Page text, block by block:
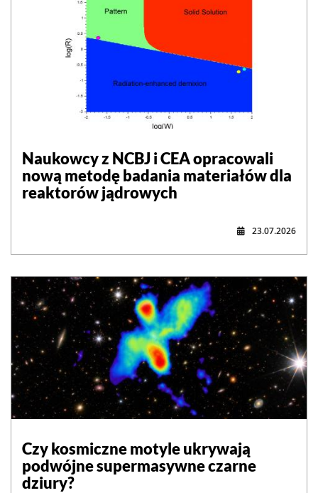
Naukowcy z NCBJ i CEA opracowali
nową metodę badania materiałów dla
reaktorów jądrowych
23.07.2026
Czy kosmiczne motyle ukrywają
podwójne supermasywne czarne
dziury?